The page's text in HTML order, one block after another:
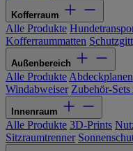
Kofferraum
Alle Produkte
Kofferraummatten
Außenbereich
Alle Produkte Abdeckplanen
Windabweiser Zubehör-
Innenraum
Alle Produkte 3D-Prints
Sitzraumtrenner